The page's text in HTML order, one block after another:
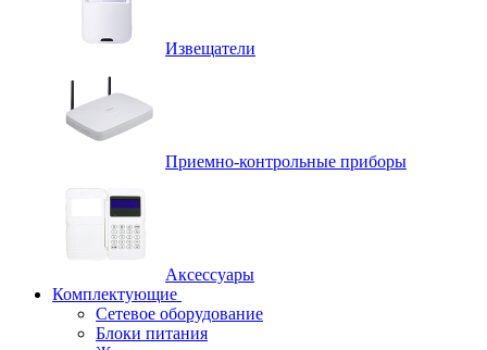
Извещатели
Приемно-контрольные приборы
Аксессуары
Комплектующие
Сетевое оборудование
Блоки питания